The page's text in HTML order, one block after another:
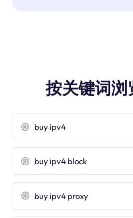
按关键词浏
buy ipv4
buy ipv4 block
buy ipv4 proxy